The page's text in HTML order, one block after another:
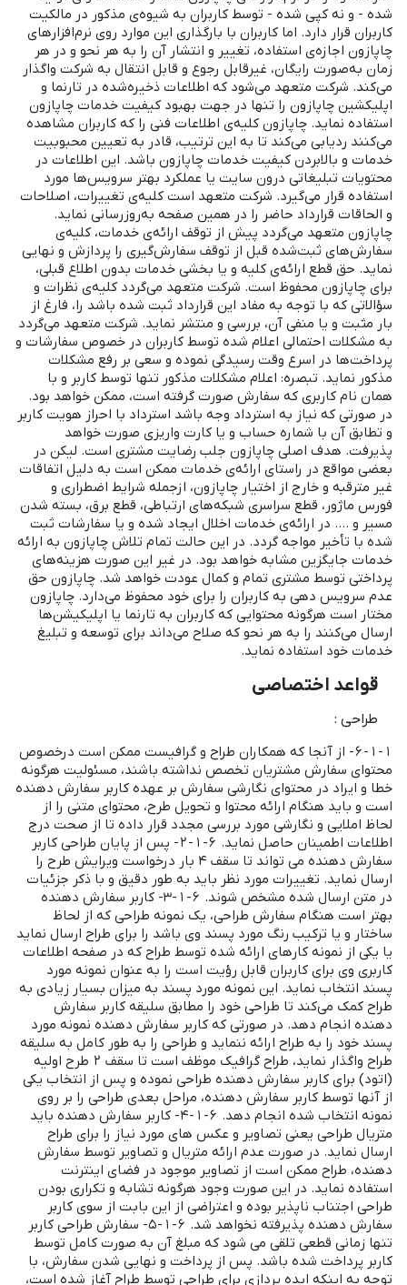
شده - و نه کپی‌ شده - توسط کاربران به شیوه‌ی مذکور در مالکیت
کاربران قرار دارد. اما کاربران با بارگذاری این موارد روی نرم‌افزارهای
چاپازون اجازه‌ی استفاده، تغییر و انتشار آن را به هر نحو و در هر
زمان به‌صورت رایگان، غیرقابل ‌رجوع و قابل ‌انتقال به شرکت واگذار
می‌‌کند. شرکت متعهد می‌‌شود که اطلاعات ذخیره‌‌شده در تارنما و
اپلیکشین چاپازون را تنها در جهت بهبود کیفیت خدمات چاپازون
استفاده نماید. چاپازون کلیه‌ی اطلاعات فنی را که کاربران مشاهده
می‌کنند ردیابی می‌کند تا به این ترتیب، قادر به تعیین محبوبیت
خدمات و بالابردن کیفیت خدمات چاپازون باشد. این اطلاعات در
محتویات تبلیغاتی درون سایت یا عملکرد بهتر سرویس‌ها مورد
استفاده قرار می‌گیرد. شرکت متعهد است کلیه‌ی تغییرات، اصلاحات
و الحاقات قرارداد حاضر را در همین صفحه به‌روزرسانی نماید.
چاپازون متعهد می‌گردد پیش از توقف ارائه‌ی خدمات، کلیه‌ی
سفارش‌‏های ثبت‌شده قبل از توقف سفارش‌گیری را پردازش و نهایی
نماید. حق قطع ارائه‌ی کلیه و یا بخشی خدمات بدون اطلاع قبلی،
برای چاپازون محفوظ است. شرکت متعهد می‌گردد کلیه‌ی نظرات و
سؤالاتی که با توجه به مفاد این قرارداد ثبت‌ شده باشد را، فارغ از
بار مثبت و یا منفی آن، بررسی و منتشر نماید. شرکت متعهد می‌گردد
به مشکلات احتمالی اعلام ‌شده توسط کاربران در خصوص سفارشات و
پرداخت‌ها در اسرع وقت رسیدگی نموده و سعی بر رفع مشکلات
مذکور نماید. تبصره: اعلام مشکلات مذکور تنها توسط کاربر و با
همان نام کاربری که سفارش صورت گرفته‌ است، ممکن خواهد بود.
در صورتی ‌که نیاز به استرداد وجه باشد استرداد با احراز هویت کاربر
و تطابق آن با شماره‌ حساب و یا کارت واریزی صورت خواهد
پذیرفت. هدف اصلی چاپازون جلب رضایت مشتری است. لیکن در
بعضی مواقع در راستای ارائه‌ی خدمات ممکن است به دلیل اتفاقات
غیر مترقبه و خارج از اختیار چاپازون، ازجمله شرایط اضطراری و
فورس ماژور، قطع سراسری شبکه‌های ارتباطی، قطع برق، بسته‌ شدن
مسیر و .... در ارائه‌ی خدمات اخلال ایجاد شده و یا سفارشات ثبت
‌شده با تأخیر مواجه گردد. در این حالت تمام تلاش چاپازون به ارائه
خدمات جایگزین مشابه خواهد بود. در غیر این صورت هزینه‌های
پرداختی توسط مشتری تمام و کمال عودت خواهد شد. چاپازون حق
عدم سرویس ‌دهی به کاربران را برای خود محفوظ می‌دارد. چاپازون
مختار است هرگونه محتوایی که کاربران به تارنما یا اپلیکیشن‌ها
ارسال می‌کنند را به هر نحو که صلاح می‌داند برای توسعه و تبلیغ
خدمات خود استفاده نماید.
قواعد اختصاصی
طراحی :
6-1-1- از آنجا که همکاران طراح و گرافیست ممکن است درخصوص
محتوای سفارش مشتریان تخصص نداشته باشند، مسئولیت هرگونه
خطا و ایراد در محتوای نگارشی سفارش بر عهده کاربر سفارش دهنده
است و باید هنگام ارائه محتوا و تحویل طرح، محتوای متنی را از
لحاظ املایی و نگارشی مورد بررسی مجدد قرار داده تا از صحت درج
اطلاعات اطمینان حاصل نماید. 6-1-2- پس از پایان طراحی کاربر
سفارش دهنده می تواند تا سقف 4 بار درخواست ویرایش طرح را
ارسال نماید. تغییرات مورد نظر باید به طور دقیق و با ذکر جزئیات
در متن ارسال شده مشخص شوند. 6-1-3- کاربر سفارش دهنده
بهتر است هنگام سفارش طراحی، یک نمونه طراحی که از لحاظ
ساختار و یا ترکیب رنگ مورد پسند وی باشد را برای طراح ارسال نماید
یا یکی از نمونه کارهای ارائه شده توسط طراح که در صفحه اطلاعات
کاربری وی برای کاربران قابل رؤیت است را به عنوان نمونه مورد
پسند انتخاب نماید. این نمونه مورد پسند به میزان بسیار زیادی به
طراح کمک می‌کند تا طراحی خود را مطابق سلیقه کاربر سفارش
دهنده انجام دهد. در صورتی که کاربر سفارش دهنده نمونه مورد
پسند خود را به طراح ارائه ننماید و طراحی را به طور کامل به سلیقه
طراح واگذار نماید، طراح گرافیک موظف است تا سقف 2 طرح اولیه
(اتود) برای کاربر سفارش دهنده طراحی نموده و پس از انتخاب یکی
از آنها توسط کاربر سفارش دهنده، مراحل بعدی طراحی را بر روی
نمونه انتخاب شده انجام دهد. 6-1-4- کاربر سفارش دهنده باید
متریال طراحی یعنی تصاویر و عکس های مورد نیاز را برای طراح
ارسال نماید. در صورت عدم ارائه متریال و تصاویر توسط سفارش
دهنده، طراح ممکن است از تصاویر موجود در فضای اینترنت
استفاده نماید. در این صورت وجود هرگونه تشابه و تکراری بودن
طراحی اجتناب ناپذیر بوده و اعتراضی از این بابت از سوی کاربر
سفارش دهنده پذیرفته نخواهد شد. 6-1-5- سفارش طراحی کاربر
تنها زمانی قطعی تلقی می شود که مبلغ آن به صورت کامل توسط
کاربر پرداخت شده باشد. پس از پرداخت و نهایی شدن سفارش، با
توجه به اینکه ایده پردازی برای طراحی توسط طراح آغاز شده است،